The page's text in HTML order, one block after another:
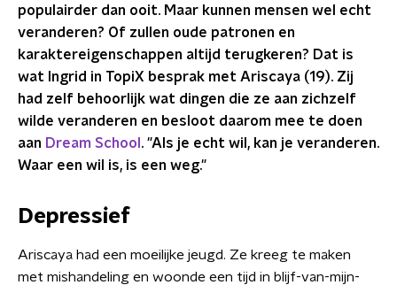
populairder dan ooit. Maar kunnen mensen wel echt
veranderen? Of zullen oude patronen en
karaktereigenschappen altijd terugkeren? Dat is
wat Ingrid in TopiX besprak met Ariscaya (19). Zij
had zelf behoorlijk wat dingen die ze aan zichzelf
wilde veranderen en besloot daarom mee te doen
aan Dream School . "Als je echt wil, kan je veranderen.
Waar een wil is, is een weg."
Depressief
Ariscaya had een moeilijke jeugd. Ze kreeg te maken
met mishandeling en woonde een tijd in blijf-van-mijn-